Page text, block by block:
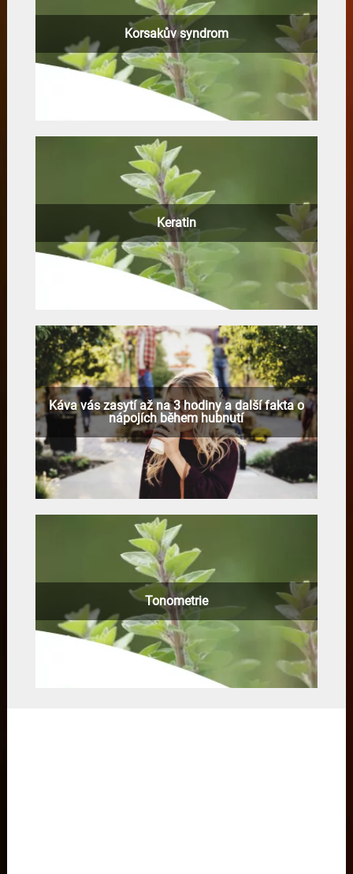
Korsakův syndrom
Keratin
Káva vás zasytí až na 3 hodiny a další fakta o
nápojích během hubnutí
Tonometrie